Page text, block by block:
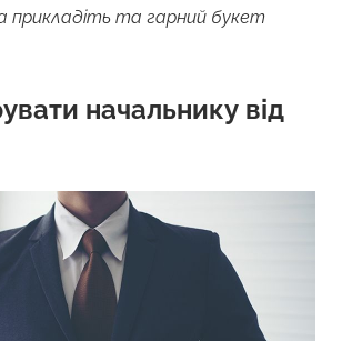
прикладіть та гарний букет
начальнику від